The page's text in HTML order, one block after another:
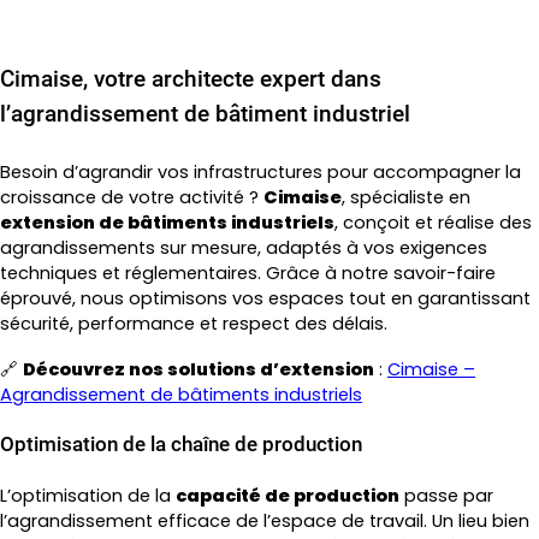
Cimaise, votre architecte expert dans
l’agrandissement de bâtiment industriel
Besoin d’agrandir vos infrastructures pour accompagner la
croissance de votre activité ? Cimaise, spécialiste en
extension de bâtiments industriels, conçoit et réalise des
agrandissements sur mesure, adaptés à vos exigences
techniques et réglementaires. Grâce à notre savoir-faire
éprouvé, nous optimisons vos espaces tout en garantissant
sécurité, performance et respect des délais.
🔗 Découvrez nos solutions d’extension : Cimaise –
Agrandissement de bâtiments industriels
Optimisation de la chaîne de production
L’optimisation de la capacité de production passe par
l’agrandissement efficace de l’espace de travail. Un lieu bien